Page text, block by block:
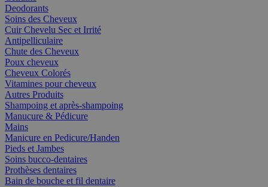
Deodorants
Soins des Cheveux
Cuir Chevelu Sec et Irrité
Antipelliculaire
Chute des Cheveux
Poux cheveux
Cheveux Colorés
Vitamines pour cheveux
Autres Produits
Shampoing et après-shampoing
Manucure & Pédicure
Mains
Manicure en Pedicure/Handen
Pieds et Jambes
Soins bucco-dentaires
Prothèses dentaires
Bain de bouche et fil dentaire